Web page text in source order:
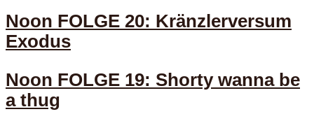
Noon FOLGE 20: Kränzlerversum
Exodus
Noon FOLGE 19: Shorty wanna be
a thug